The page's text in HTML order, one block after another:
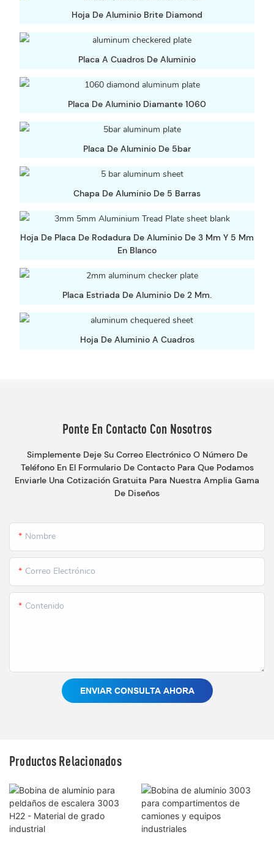
Hoja De Aluminio Brite Diamond
Placa A Cuadros De Aluminio
Placa De Aluminio Diamante 1060
Placa De Aluminio De 5bar
Chapa De Aluminio De 5 Barras
Hoja De Placa De Rodadura De Aluminio De 3 Mm Y 5 Mm
En Blanco
Placa Estriada De Aluminio De 2 Mm.
Hoja De Aluminio A Cuadros
Ponte En Contacto Con Nosotros
Simplemente Deje Su Correo Electrónico O Número De
Teléfono En El Formulario De Contacto Para Que Podamos
Enviarle Una Cotización Gratuita Para Nuestra Amplia Gama
De Diseños
Nombre
Correo Electrónico
Contenido
ENVIAR CONSULTA AHORA
Productos Relacionados